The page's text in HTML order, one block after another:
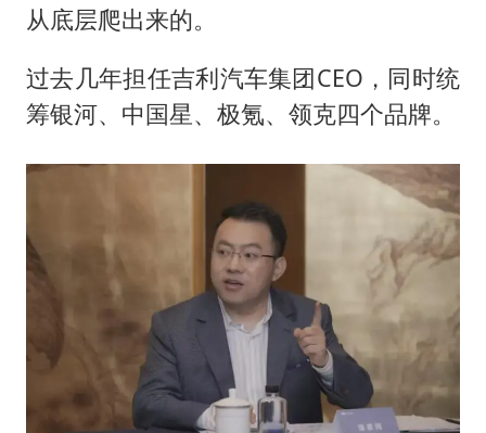
从底层爬出来的。
过去几年担任吉利汽车集团CEO，同时统
筹银河、中国星、极氪、领克四个品牌。